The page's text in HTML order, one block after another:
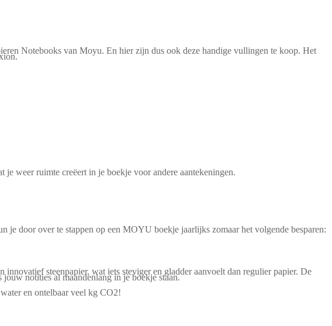
Notebooks van Moyu. En hier zijn dus ook deze handige vullingen te koop. Het
weer ruimte creëert in je boekje voor andere aantekeningen.
je door over te stappen op een MOYU boekje jaarlijks zomaar het volgende besparen:
steenpapier, wat iets steviger en gladder aanvoelt dan regulier papier. De
notities al maandenlang in je boekje staan.
en ontelbaar veel kg CO2!